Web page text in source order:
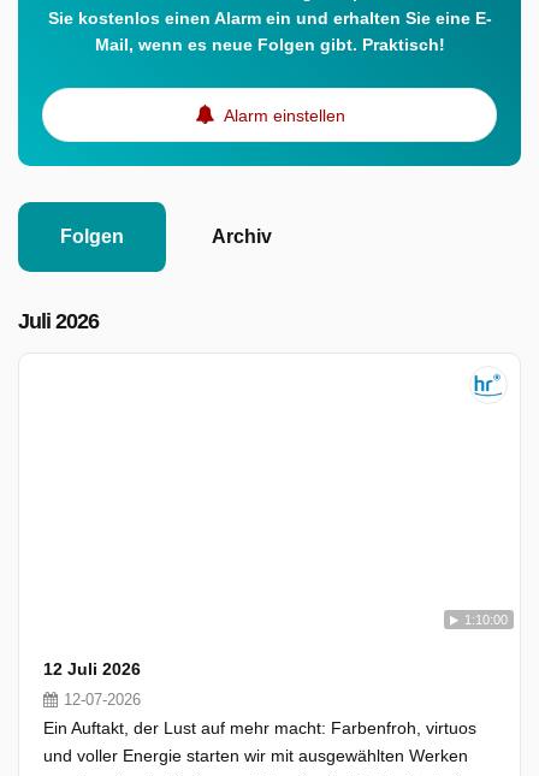
Sie kostenlos einen Alarm ein und erhalten Sie eine E-
Mail, wenn es neue Folgen gibt. Praktisch!
Alarm einstellen
Folgen Archiv
Juli 2026
1:10:00
12 Juli 2026
12-07-2026
Ein Auftakt, der Lust auf mehr macht: Farbenfroh, virtuos
und voller Energie starten wir mit ausgewählten Werken